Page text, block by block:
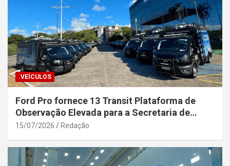
.VEÍCULOS
Ford Pro fornece 13 Transit Plataforma de
Observação Elevada para a Secretaria de
Segurança Pública da Bahia
15/07/2026 Redação